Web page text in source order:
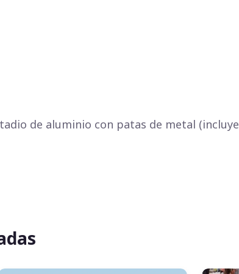
de aluminio con patas de metal (incluye